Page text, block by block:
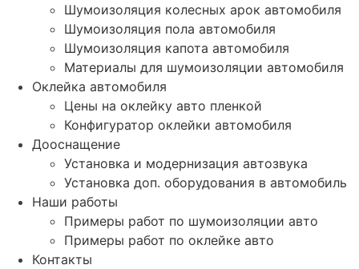
Шумоизоляция колесных арок автомобиля
Шумоизоляция пола автомобиля
Шумоизоляция капота автомобиля
Материалы для шумоизоляции автомобиля
Оклейка автомобиля
Цены на оклейку авто пленкой
Конфигуратор оклейки автомобиля
Дооснащение
Установка и модернизация автозвука
Установка доп. оборудования в автомобиль
Наши работы
Примеры работ по шумоизоляции авто
Примеры работ по оклейке авто
Контакты